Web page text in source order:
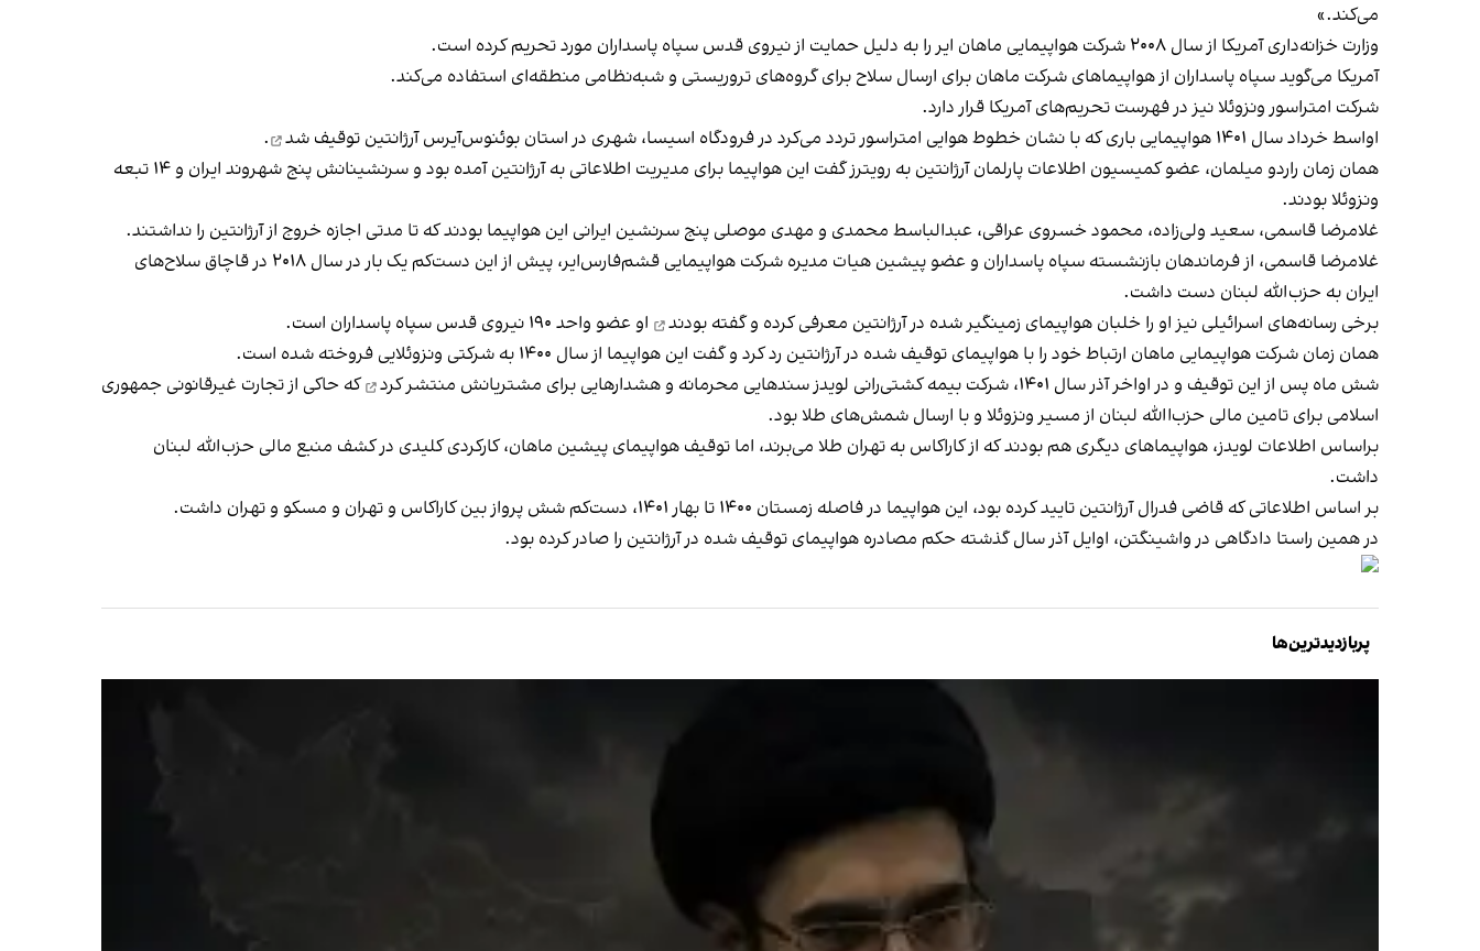
می‌کند.»
وزارت خزانه‌داری آمریکا از سال ۲۰۰۸ شرکت هواپیمایی ماهان ایر را به دلیل حمایت از نیروی قدس سپاه پاسداران مورد تحریم کرده است.
آمریکا می‌گوید سپاه پاسداران از هواپیماهای شرکت ماهان برای ارسال سلاح‌ برای گروه‌های تروریستی و شبه‌نظامی منطقه‌ای استفاده می‌کند.
شرکت امتراسور ونزوئلا نیز در فهرست تحریم‌های آمریکا قرار دارد.
اواسط خرداد سال ۱۴۰۱ هواپیمایی باری که با نشان خطوط هوایی امتراسور تردد می‌کرد در فرودگاه اسیسا، شهری در استان بوئنوس‌آیرس آرژانتین
توقیف شد
.
همان زمان راردو میلمان، عضو کمیسیون اطلاعات پارلمان آرژانتین به رویترز گفت این هواپیما برای مدیریت اطلاعاتی به آرژانتین آمده بود و سرنشینانش پنج شهروند ایران و ۱۴ تبعه
ونزوئلا بودند.
غلامرضا قاسمی، سعید ولی‌زاده، محمود خسروی عراقی، عبدالباسط محمدی و مهدی موصلی پنج سرنشین ایرانی این هواپیما بودند که تا مدتی اجازه خروج از آرژانتین را نداشتند.
غلامرضا قاسمی، از فرماندهان بازنشسته سپاه پاسداران و عضو پیشین هیات مدیره شرکت هواپیمایی قشم‌فارس‌ایر، پیش از این دست‌کم یک بار در سال ۲۰۱۸ در قاچاق سلاح‌های
ایران به حزب‌الله لبنان دست داشت.
برخی رسانه‌های اسرائیلی نیز او را خلبان هواپیمای زمینگیر شده در آرژانتین معرفی کرده وگفته بودند
او عضو واحد ۱۹۰ نیروی قدس سپاه پاسداران است.
همان زمان شرکت هواپیمایی ماهان ارتباط خود را با هواپیمای توقیف شده در آرژانتین رد کرد و گفت این هواپیما از سال ۱۴۰۰ به شرکتی ونزوئلایی فروخته شده است.
شش ماه پس از این توقیف و در اواخر آذر سال ۱۴۰۱، شرکت بیمه کشتی‌رانی لویدز سندهایی محرمانه و هشدارهایی برای مشتریانش
منتشر کرد
که حاکی از تجارت غیرقانونی جمهوری
اسلامی برای تامین مالی حزب‌االله لبنان از مسیر ونزوئلا و با ارسال شمش‌های طلا بود.
براساس اطلاعات لویدز، هواپیماهای دیگری هم بودند که از کاراکاس به تهران طلا می‌برند، اما توقیف هواپیمای پیشین ماهان، کارکردی کلیدی در کشف منبع مالی حزب‌الله لبنان
داشت.
بر اساس اطلاعاتی که قاضی فدرال آرژانتین تایید کرده بود، این هواپیما در فاصله زمستان ۱۴۰۰ تا بهار ۱۴۰۱، دست‌کم شش پرواز بین کاراکاس و تهران و مسکو و تهران داشت.
در همین راستا دادگاهی در واشینگتن، اوایل آذر سال گذشته حکم مصادره هواپیمای توقیف شده در آرژانتین را صادر کرده بود.
پربازدیدترین‌ها